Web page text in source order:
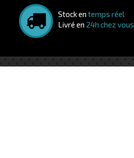
Stock en temps réel
Livré en 24h chez vous